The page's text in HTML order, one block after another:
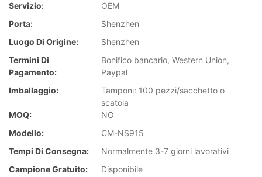
Servizio:
OEM
Porta:
Shenzhen
Luogo Di Origine:
Shenzhen
Termini Di
Pagamento:
Bonifico bancario, Western Union,
Paypal
Imballaggio:
Tamponi: 100 pezzi/sacchetto o
scatola
MOQ:
NO
Modello:
CM-NS915
Tempi Di Consegna:
Normalmente 3-7 giorni lavorativi
Campione Gratuito:
Disponibile